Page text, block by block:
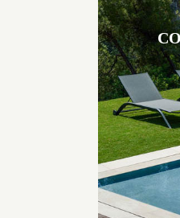
Les piscines en
grâce au
nombreuses